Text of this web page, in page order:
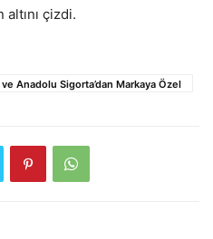
çizdi.
Anadolu Sigorta’dan Markaya Özel